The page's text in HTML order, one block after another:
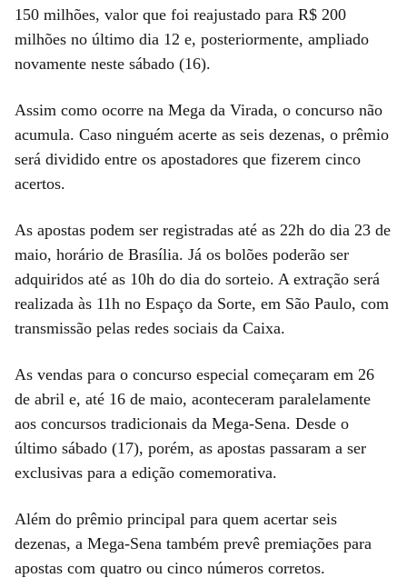
150 milhões, valor que foi reajustado para R$ 200
milhões no último dia 12 e, posteriormente, ampliado
novamente neste sábado (16).
Assim como ocorre na Mega da Virada, o concurso não
acumula. Caso ninguém acerte as seis dezenas, o prêmio
será dividido entre os apostadores que fizerem cinco
acertos.
As apostas podem ser registradas até as 22h do dia 23 de
maio, horário de Brasília. Já os bolões poderão ser
adquiridos até as 10h do dia do sorteio. A extração será
realizada às 11h no Espaço da Sorte, em São Paulo, com
transmissão pelas redes sociais da Caixa.
As vendas para o concurso especial começaram em 26
de abril e, até 16 de maio, aconteceram paralelamente
aos concursos tradicionais da Mega-Sena. Desde o
último sábado (17), porém, as apostas passaram a ser
exclusivas para a edição comemorativa.
Além do prêmio principal para quem acertar seis
dezenas, a Mega-Sena também prevê premiações para
apostas com quatro ou cinco números corretos.